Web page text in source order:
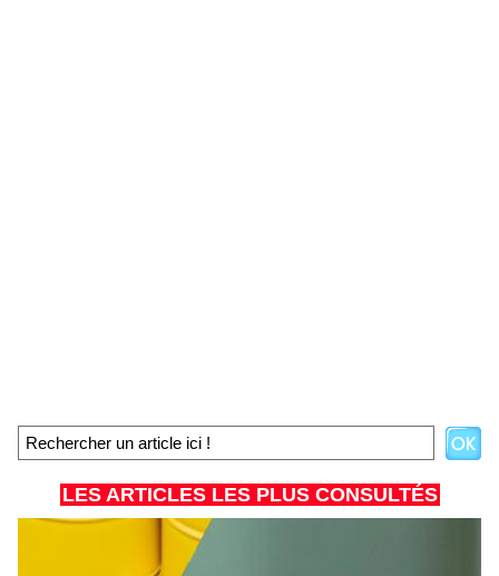
LES ARTICLES LES PLUS CONSULTÉS